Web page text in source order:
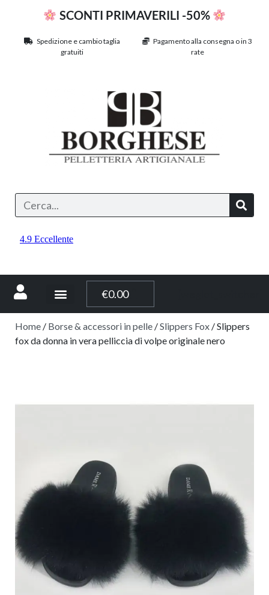
SCONTI PRIMAVERILI -50%
Spedizione e cambio taglia
gratuiti
Pagamento alla consegna o in 3
rate
€0.00
Home / Borse & accessori in pelle /Slippers Fox / Slippers
fox da donna in vera pelliccia di volpe originale nero